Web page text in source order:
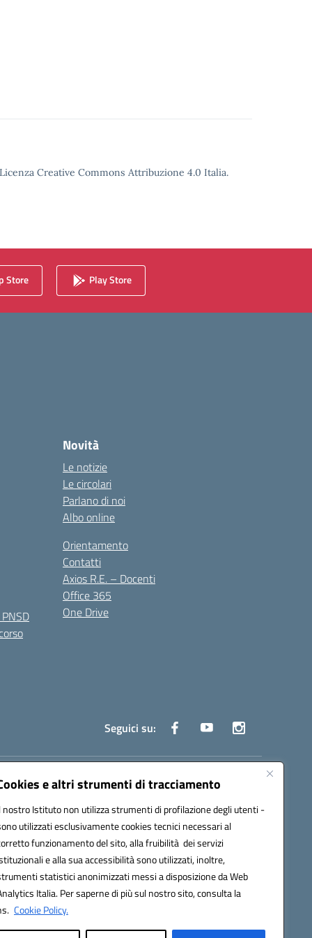
e altri strumenti di tracciamento
nostro Istituto non utilizza strumenti di profilazione degli utenti -
utilizzati esclusivamente cookies tecnici necessari al
funzionamento del sito, alla fruibilità dei servizi
e alla sua accessibilità sono utilizzati, inoltre,
statistici anonimizzati messi a disposizione da Web
Italia. Per saperne di più sul nostro sito, consulta la
Cookie Policy.
Creative Commons Attribuzione 4.0 Italia.
Store Play Store
Novità
Le notizie
Le circolari
Parlano di noi
Albo online
Orientamento
Contatti
Axios R.E. – Docenti
Office 365
One Drive
Seguici su:
ufficio: UFOYYV | C.Fisc: 93056740637